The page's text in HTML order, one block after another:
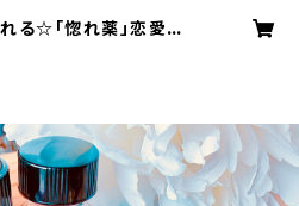
る☆「惚れ薬」恋愛＆